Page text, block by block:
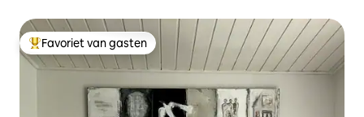
Topfavoriet van gasten
Favoriet van gasten